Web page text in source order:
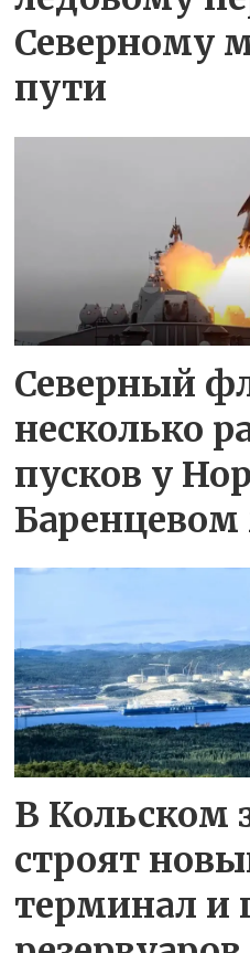
Северному
пути
Северный
несколько
пусков у
Баренцевом
В Кольском
строят
терминал и